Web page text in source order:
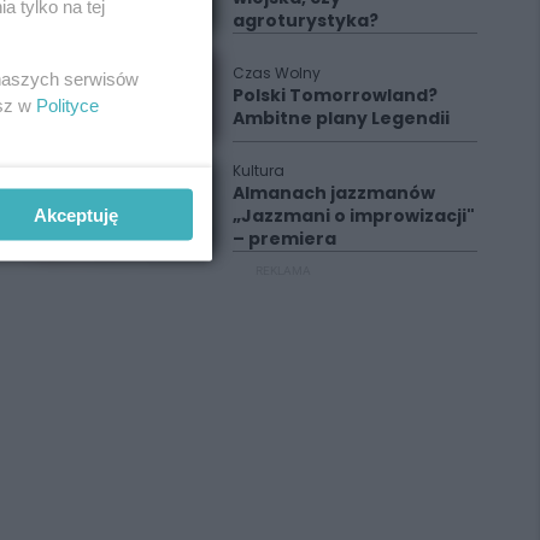
agroturystyka?
Czas Wolny
Polski Tomorrowland?
Ambitne plany Legendii
Kultura
Almanach jazzmanów
„Jazzmani o improwizacji"
– premiera
tylko na tej
serwisów
w Polityce
Akceptuję